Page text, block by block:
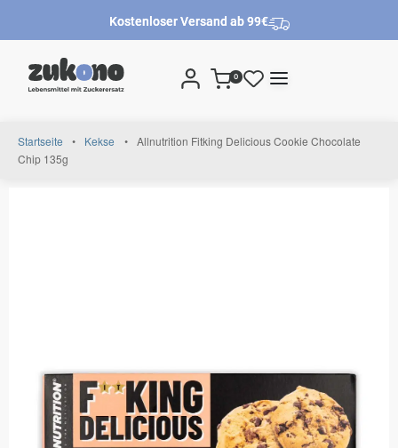
Kostenloser Versand ab 99€
0
Startseite • Kekse • Allnutrition Fitking Delicious Cookie Chocolate
Chip 135g